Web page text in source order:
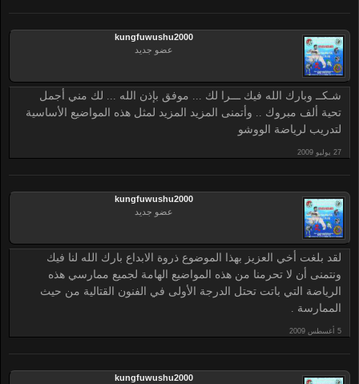
kungfuwushu2000
عضو جديد
شـكــ وبارك الله فيك ـــرا لك ... موفق بإذن الله ... لك مني أجمل
تحية ألف مبروك .. وأتمنى المزيد المزيد لمثل هذه المواضيع الأساسية
لتدريب لرياضة الووشو
kungfuwushu2000
عضو جديد
لقد بلغت أخي العزيز بهذا الموضوع ذروة الابداع بارك الله لنا فيك
ونتمنى أن لا تحرمنا من هذه المواضيع الهامة لجميع ممارسي هذه
الرياضة التي باتت تحتل الدرجة الأولى في الفنون القتالية من حيث
الممارسة .
kungfuwushu2000